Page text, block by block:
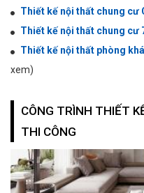
Thiết kế nội thất chung cư
Thiết kế nội thất chung cư
Thiết kế nội thất phòng
xem)
CÔNG TRÌNH THIẾT
THI CÔNG